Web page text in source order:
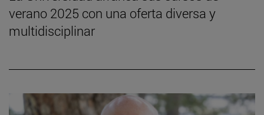
verano 2025 con una oferta diversa y
multidisciplinar